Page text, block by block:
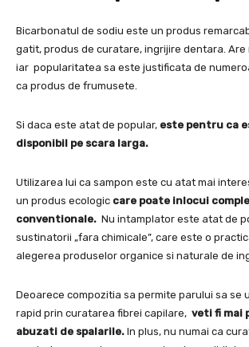
Bicarbonatul de sodiu este un produs
gatit, produs de curatare, ingrijire dentara. Are
iar popularitatea sa este justificata de
ca produs de frumusete.
Si daca este atat de popular, este pentru ca
disponibil pe scara larga.
Utilizarea lui ca sampon este cu atat mai
un produs ecologic care poate inlocui
conventionale. Nu intamplator este atat de
sustinatorii „fara chimicale”, care este o
alegerea produselor organice si naturale de
Deoarece compozitia sa permite parului sa se
rapid prin curatarea fibrei capilare, veti fi mai
abuzati de spalarile. In plus, nu numai ca